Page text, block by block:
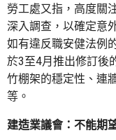
勞工處又指，高度關
深入調查，以確定意
如有違反職安健法例
於3至4月推出修訂後
竹棚架的穩定性、連
等。
建造業議會：不能期